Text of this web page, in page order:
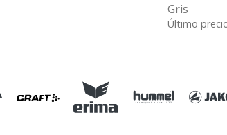
Gris
Último